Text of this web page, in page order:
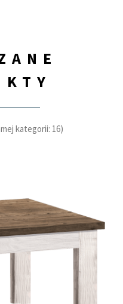
kategorii: 16)